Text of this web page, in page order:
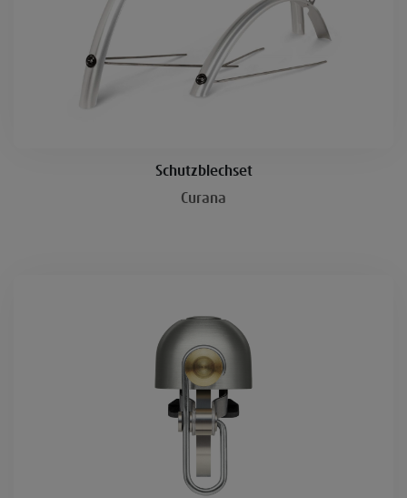
Schutzblechset
Curana